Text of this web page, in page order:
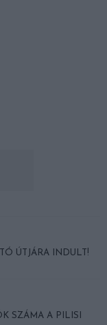
ÚTJÁRA INDULT!
SZÁMA A PILISI